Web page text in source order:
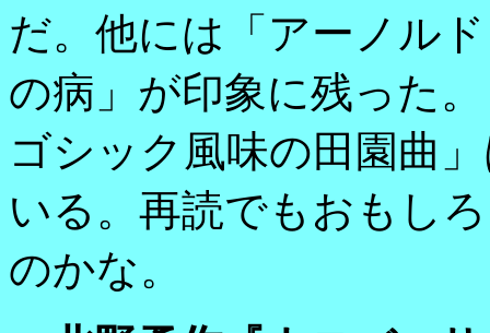
だ。他には「アーノル
の病」が印象に残った
ゴシック風味の田園曲
いる。再読でもおもし
のかな。